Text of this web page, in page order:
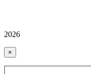
2026
×